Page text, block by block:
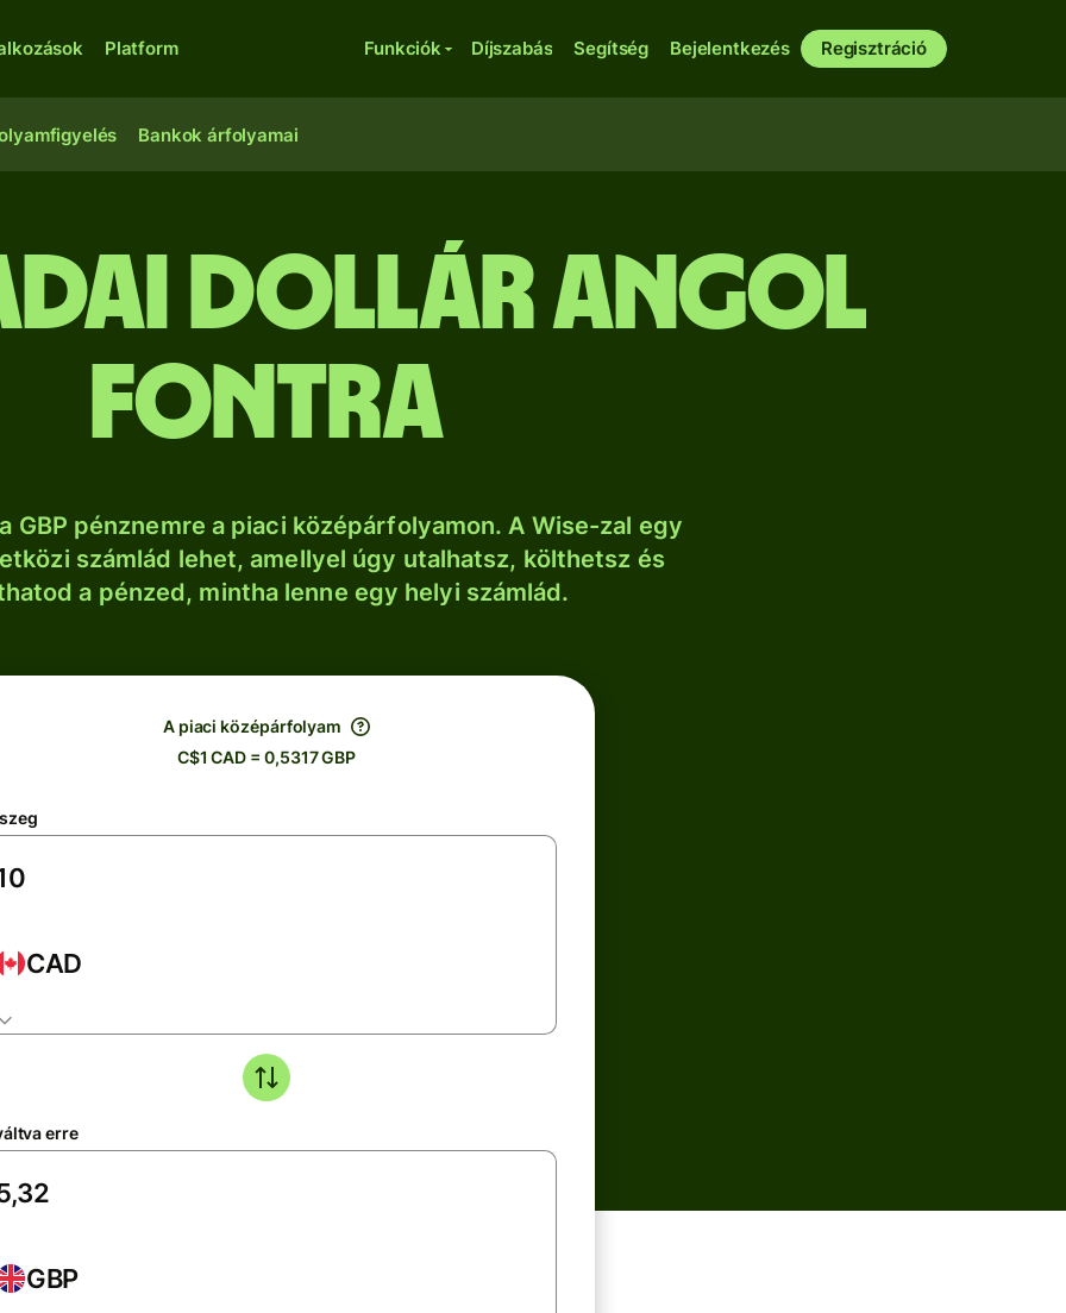
Platform Funkciók Díjszabás Segítség Bejelentkezés Regisztráció
Bankok árfolyamai
dollár angol
fontra
GBP pénznemre a piaci középárfolyamon. A Wise-zal egy
számlád lehet, amellyel úgy utalhatsz, költhetsz és
a pénzed, mintha lenne egy helyi számlád.
A piaci középárfolyam
C$1 CAD = 0,5317 GBP
CAD
erre
GBP